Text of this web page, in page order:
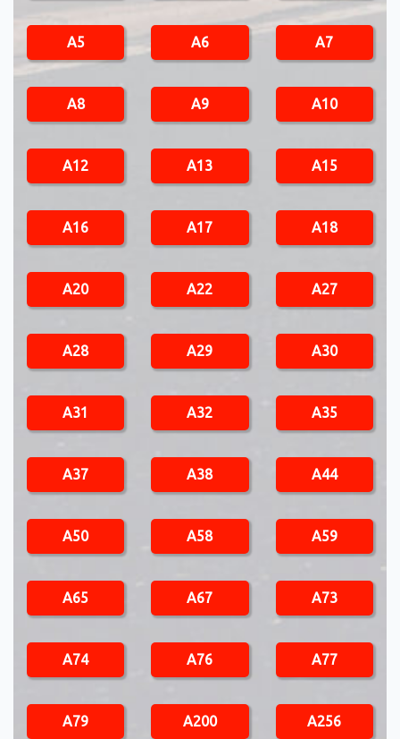
A5 A6 A7
A8 A9 A10
A12 A13 A15
A16 A17 A18
A20 A22 A27
A28 A29 A30
A31 A32 A35
A37 A38 A44
A50 A58 A59
A65 A67 A73
A74 A76 A77
A79 A200 A256